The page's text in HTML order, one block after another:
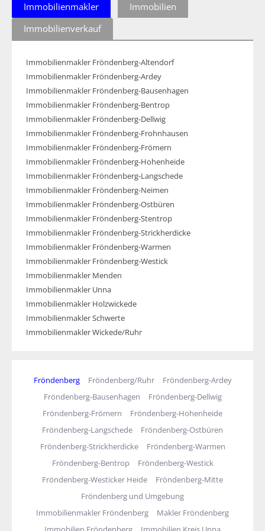
Immobilienmakler
Immobilien
Immobilienverkauf
Immobilienmakler Fröndenberg-Altendorf
Immobilienmakler Fröndenberg-Ardey
Immobilienmakler Fröndenberg-Bausenhagen
Immobilienmakler Fröndenberg-Bentrop
Immobilienmakler Fröndenberg-Dellwig
Immobilienmakler Fröndenberg-Frohnhausen
Immobilienmakler Fröndenberg-Frömern
Immobilienmakler Fröndenberg-Hohenheide
Immobilienmakler Fröndenberg-Langschede
Immobilienmakler Fröndenberg-Neimen
Immobilienmakler Fröndenberg-Ostbüren
Immobilienmakler Fröndenberg-Stentrop
Immobilienmakler Fröndenberg-Strickherdicke
Immobilienmakler Fröndenberg-Warmen
Immobilienmakler Fröndenberg-Westick
Immobilienmakler Menden
Immobilienmakler Unna
Immobilienmakler Holzwickede
Immobilienmakler Schwerte
Immobilienmakler Wickede/Ruhr
Fröndenberg Fröndenberg/Ruhr
Fröndenberg-Ardey
Fröndenberg-Bausenhagen
Fröndenberg-Dellwig
Fröndenberg-Frömern
Fröndenberg-Hohenheide
Fröndenberg-Langschede
Fröndenberg-Ostbüren
Fröndenberg-Strickherdicke
Fröndenberg-Warmen
Fröndenberg-Bentrop
Fröndenberg-Westick
Fröndenberg-Westicker Heide
Fröndenberg-Mitte
Fröndenberg und Umgebung
Immobilienmakler Fröndenberg
Makler Fröndenberg